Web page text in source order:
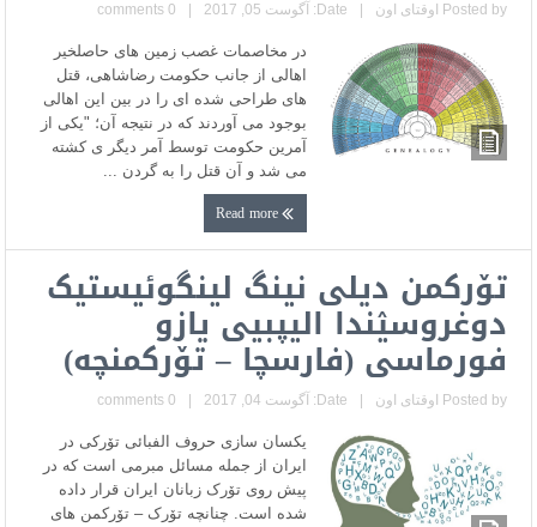
Posted by اوقتای اون Date: آگوست 05, 2017 0 comments
در مخاصمات غصب زمین های حاصلخیر
اهالی از جانب حکومت رضاشاهی، قتل
های طراحی شده ای را در بین این اهالی
بوجود می آوردند که در نتیجه آن؛ "یکی از
آمرین حکومت توسط آمر دیگر ی کشته
می شد و آن قتل را به گردن ...
Read more
توٚرکمن دیلی نینگ لینگوئیستیک
دوغروسیٛندا الیپبیی یازو
فورماسی (فارسچا – توٚرکمنچه)
Posted by اوقتای اون Date: آگوست 04, 2017 0 comments
یکسان سازی حروف الفبائی توٚرکی در
ایران از جمله مسائل مبرمی است که در
پیش روی توٚرک زبانان ایران قرار داده
شده است. چنانچه توٚرک – توٚرکمن های